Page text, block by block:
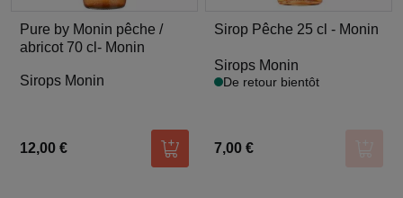
Pure by Monin pêche /
abricot 70 cl- Monin
Sirops Monin
12,00 € Ajouter au panier
Sirop Pêche 25 cl - Monin
Sirops Monin
De retour bientôt
7,00 €